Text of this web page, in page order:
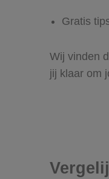
Gratis
Wij vinden
jij klaar om